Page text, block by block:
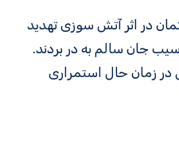
در اثر آتش سوزی تهدید
جان سالم به در بردند.
زمان حال استمراری